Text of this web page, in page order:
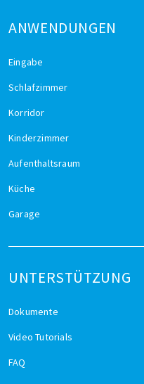
ANWENDUNGEN
Eingabe
Schlafzimmer
Korridor
Kinderzimmer
Aufenthaltsraum
Küche
Garage
UNTERSTÜTZUNG
Dokumente
Video Tutorials
FAQ